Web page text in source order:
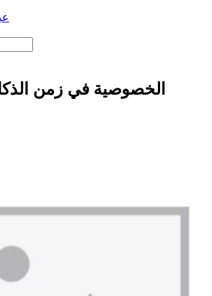
الخصوصية في زمن